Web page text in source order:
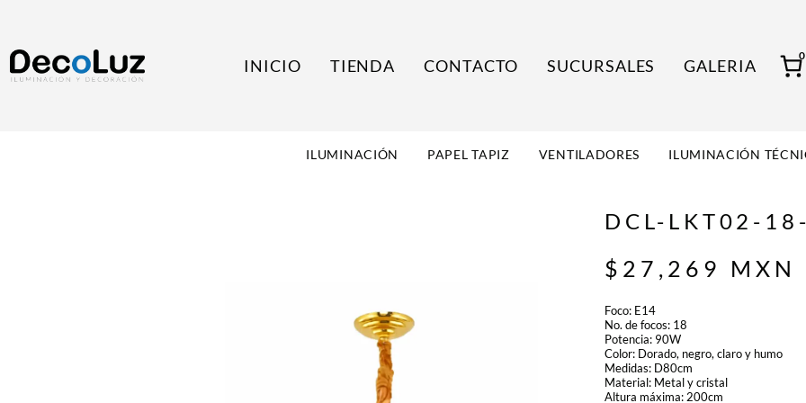
INICIO TIENDA CONTACTO SUCURSALES GALERIA
0
ILUMINACIÓN PAPEL TAPIZ VENTILADORES ILUMINACIÓN
DCL-LKT02-
$ 27,269 MXN
Foco: E14
No. de focos: 18
Potencia: 90W
Color: Dorado, negro, claro y humo
Medidas: D80cm
Material: Metal y cristal
Altura máxima: 200cm